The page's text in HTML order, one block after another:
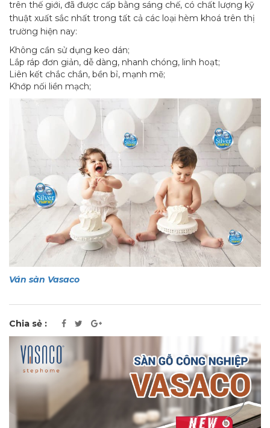
trên thế giới, đã được cấp bằng sáng chế, có chất lượng kỹ
thuật xuất sắc nhất trong tất cả các loại hèm khoá trên thị
trường hiện nay:
Không cần sử dụng keo dán;
Lắp ráp đơn giản, dễ dàng, nhanh chóng, linh hoạt;
Liên kết chắc chắn, bền bỉ, mạnh mẽ;
Khớp nối liền mạch;
Ván sàn Vasaco
Chia sẻ :